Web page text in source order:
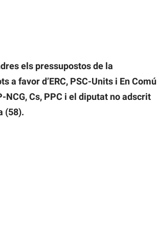
els pressupostos de la
a favor d’ERC, PSC-Units i En Comú
NCG, Cs, PPC i el diputat no adscrit
(58).